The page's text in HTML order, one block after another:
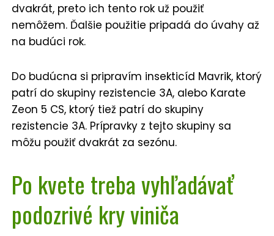
dvakrát, preto ich tento rok už použiť
nemôžem. Ďalšie použitie pripadá do úvahy až
na budúci rok.
Do budúcna si pripravím insekticíd Mavrik, ktorý
patrí do skupiny rezistencie 3A, alebo Karate
Zeon 5 CS, ktorý tiež patrí do skupiny
rezistencie 3A. Prípravky z tejto skupiny sa
môžu použiť dvakrát za sezónu.
Po kvete treba vyhľadávať
podozrivé kry viniča